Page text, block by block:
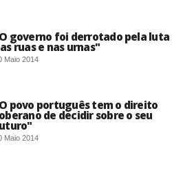
governo foi derrotado pela luta
ruas e nas urnas"
Maio 2014
povo português tem o direito
de decidir sobre o seu
Maio 2014